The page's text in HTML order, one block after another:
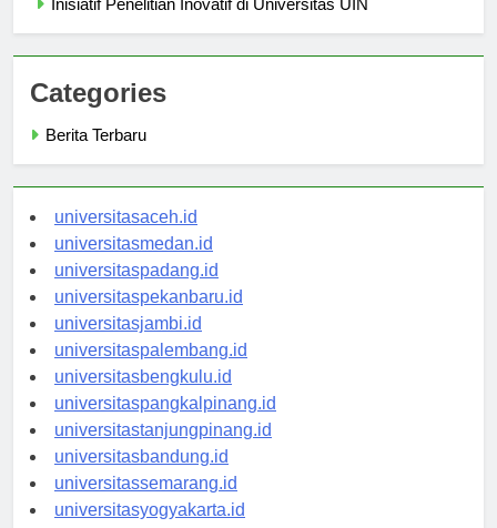
Inisiatif Penelitian Inovatif di Universitas UIN
Categories
Berita Terbaru
universitasaceh.id
universitasmedan.id
universitaspadang.id
universitaspekanbaru.id
universitasjambi.id
universitaspalembang.id
universitasbengkulu.id
universitaspangkalpinang.id
universitastanjungpinang.id
universitasbandung.id
universitassemarang.id
universitasyogyakarta.id